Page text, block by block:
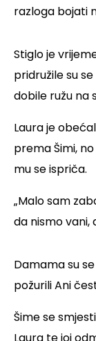
razloga bojati
Stiglo je
pridružile su
dobile ružu na
Laura je
prema Šimi,
mu se ispriča.
„Malo sam
da nismo vani,
Damama su
požurili Ani
Šime se